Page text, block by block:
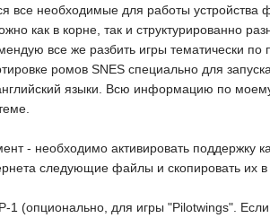
все необходимые для работы
как в корне, так и структурированно
все же разбить игры тематически
ромов SNES специально для
языки. Всю информацию по
- необходимо активировать поддержку
следующие файлы и скопировать их в
1 (опционально, для игры "Pilotwings".